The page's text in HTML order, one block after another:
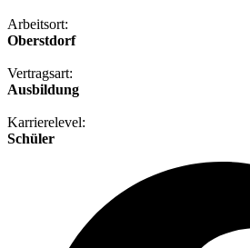
Arbeitsort:
Oberstdorf
Vertragsart:
Ausbildung
Karrierelevel:
Schüler